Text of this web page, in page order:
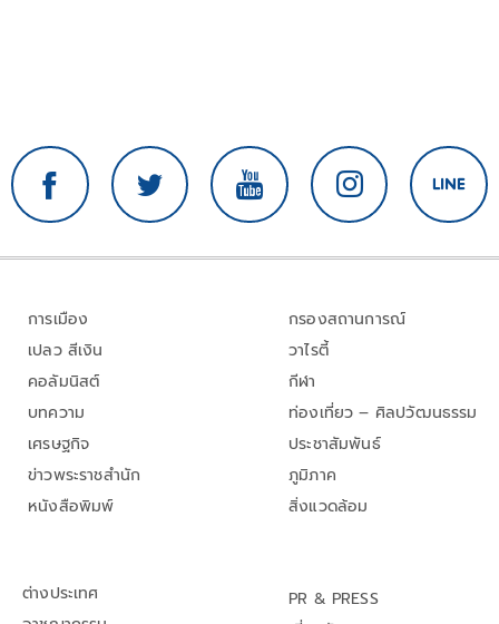
การเมือง
เปลว สีเงิน
คอลัมนิสต์
บทความ
เศรษฐกิจ
ข่าวพระราชสำนัก
หนังสือพิมพ์
กรองสถานการณ์
วาไรตี้
กีฬา
ท่องเที่ยว – ศิลปวัฒนธรรม
ประชาสัมพันธ์
ภูมิภาค
สิ่งแวดล้อม
ต่างประเทศ
PR & PRESS